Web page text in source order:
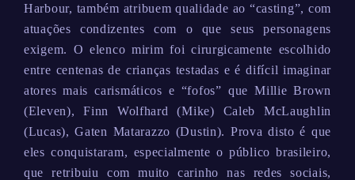
Harbour, também atribuem qualidade ao “casting”, com
atuações condizentes com o que seus personagens
exigem. O elenco mirim foi cirurgicamente escolhido
entre centenas de crianças testadas e é difícil imaginar
atores mais carismáticos e “fofos” que Millie Brown
(Eleven), Finn Wolfhard (Mike) Caleb McLaughlin
(Lucas), Gaten Matarazzo (Dustin). Prova disto é que
eles conquistaram, especialmente o público brasileiro,
que retribuiu com muito carinho nas redes sociais,